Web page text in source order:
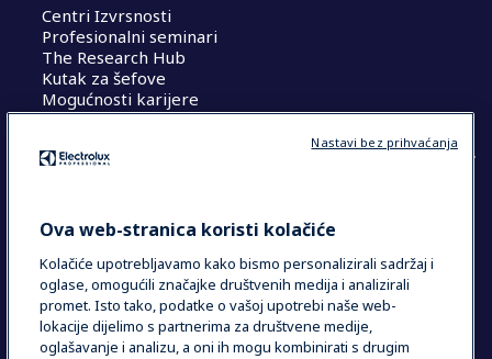
Centri Izvrsnosti
Profesionalni seminari
The Research Hub
Kutak za šefove
Mogućnosti karijere
COUNTRY AND LANGUAGE
Data Privacy Statement
Cookie Policy
Ova web-stranica koristi kolačiće
Kolačiće upotrebljavamo kako bismo personalizirali sadržaj i
oglase, omogućili značajke društvenih medija i analizirali
promet. Isto tako, podatke o vašoj upotrebi naše web-
lokacije dijelimo s partnerima za društvene medije,
oglašavanje i analizu, a oni ih mogu kombinirati s drugim
Nastavi bez prihvaćanja